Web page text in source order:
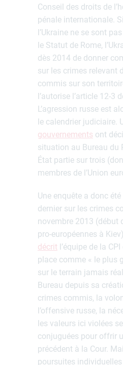
Conseil des droits de
pénale internationale.
l’Ukraine ne se sont
le Statut de Rome,
dès 2014 de donner
sur les crimes relevant
commis sur son
l’autorise l’article 12-3
L’agression russe est
le calendrier judiciaire.
gouvernements ont
situation au Bureau du
État partie sur trois
membres de l’Union
Une enquête a donc
dernier sur les crimes
novembre 2013 (début
pro-européennes à
décrit l’équipe de la
place comme « le plus
sur le terrain jamais
Bureau depuis sa
crimes commis, la
l’offensive russe, la
les valeurs ici violées
conjuguées pour offrir
précédent à la Cour.
poursuites